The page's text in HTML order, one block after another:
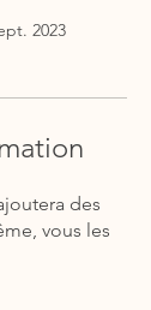
2023
des
vous les